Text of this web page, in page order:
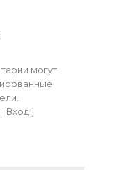
могут
| Вход]